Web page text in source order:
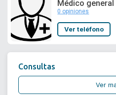
Médico general
0 opiniones
Ver teléfono
Consultas
Ver